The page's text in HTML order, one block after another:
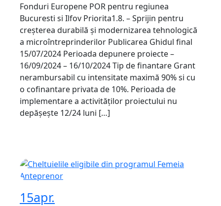
Fonduri Europene POR pentru regiunea
Bucuresti si Ilfov Priorita1.8. – Sprijin pentru
creșterea durabilă și modernizarea tehnologică
a microîntreprinderilor Publicarea Ghidul final
15/07/2024 Perioada depunere proiecte –
16/09/2024 – 16/10/2024 Tip de finantare Grant
nerambursabil cu intensitate maximă 90% si cu
o cofinantare privata de 10%. Perioada de
implementare a activităților proiectului nu
depășește 12/24 luni […]
15apr.